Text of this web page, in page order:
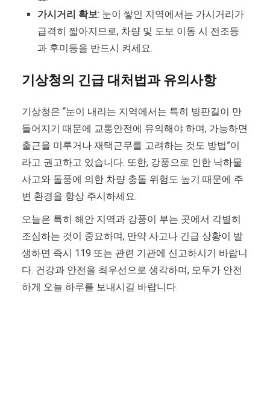
가시거리 확보: 눈이 쌓인 지역에서는 가시거리가
급격히 짧아지므로, 차량 및 도보 이동 시 전조등
과 후미등을 반드시 켜세요.
기상청의 긴급 대처법과 유의사항
기상청은 “눈이 내리는 지역에서는 특히 빙판길이 만
들어지기 때문에 교통안전에 유의해야 하며, 가능하면
출근을 미루거나 재택근무를 고려하는 것도 방법”이
라고 권고하고 있습니다. 또한, 강풍으로 인한 낙하물
사고와 돌풍에 의한 차량 충돌 위험도 높기 때문에 주
변 환경을 항상 주시하세요.
오늘은 특히 해안 지역과 강풍이 부는 곳에서 각별히
조심하는 것이 중요하며, 만약 사고나 긴급 상황이 발
생하면 즉시 119 또는 관련 기관에 신고하시기 바랍니
다. 건강과 안전을 최우선으로 생각하며, 모두가 안전
하게 오늘 하루를 보내시길 바랍니다.